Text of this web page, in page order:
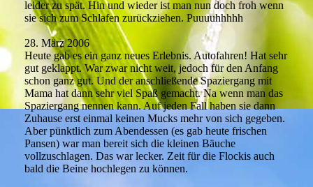
leider zu spät. Hin und wieder ist man nun doch froh wenn
sie sich zum Schlafen zurückziehen. Puuuuhhhhh
28. März 2006
Heute gab es ein ganz neues Erlebnis. Autofahren! Hat sehr
gut geklappt. War zwar nicht weit, jedoch für den Anfang
schon ganz gut. Und der anschließende Spaziergang mit
Mama hat dann sehr viel Spaß gemacht. Na wenn man das
Spaziergang nennen kann. Auf jeden Fall haben sie dann
Zuhause erst einmal keinen Mucks mehr von sich gegeben.
Aber pünktlich zum Abendessen (es gab heute frischen
Pansen) war man bereit sich die kleinen Bäuche
vollzuschlagen. Das war lecker. Zeit für die Flockis auch
bald die Beine hochlegen zu können.